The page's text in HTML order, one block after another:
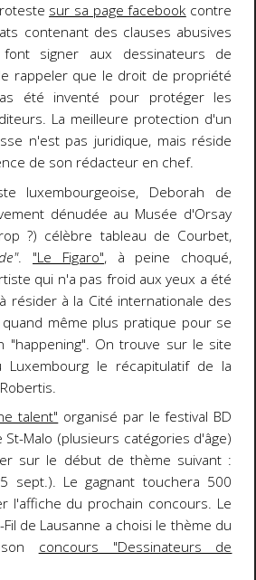
sur sa page facebook contre
contenant des clauses abusives
signer aux dessinateurs de
rappeler que le droit de propriété
été inventé pour protéger les
La meilleure protection d'un
n'est pas juridique, mais réside
de son rédacteur en chef.
luxembourgeoise, Deborah de
dénudée au Musée d'Orsay
?) célèbre tableau de Courbet,
. "Le Figaro", à peine choqué,
qui n'a pas froid aux yeux a été
résider à la Cité internationale des
même plus pratique pour se
"happening". On trouve sur le site
Luxembourg le récapitulatif de la
talent" organisé par le festival BD
St-Malo (plusieurs catégories d'âge)
sur le début de thème suivant :
sept.). Le gagnant touchera 500
l'affiche du prochain concours. Le
de Lausanne a choisi le thème du
concours "Dessinateurs de